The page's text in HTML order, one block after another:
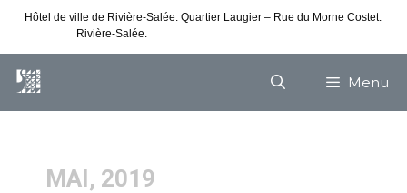
Hôtel de ville de Rivière-Salée. Quartier Laugier – Rue du Morne Costet.
Rivière-Salée.
Menu
MAI, 2019